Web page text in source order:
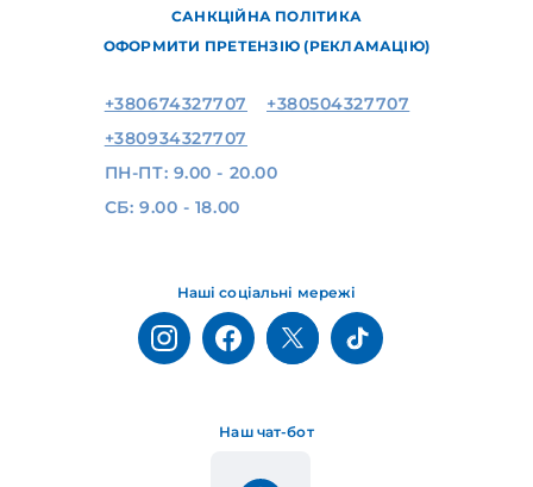
САНКЦІЙНА ПОЛІТИКА
ОФОРМИТИ ПРЕТЕНЗІЮ (РЕКЛАМАЦІЮ)
Наш чат-бот
Наші соціальні мережі
+380674327707
+380504327707
+380934327707
ПН-ПТ: 9.00 - 20.00
СБ: 9.00 - 18.00